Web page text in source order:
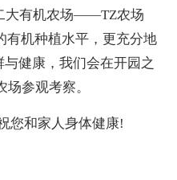
大有机农场——TZ农场
有机种植水平，更充分地
健康，我们会在开园之
参观考察。
您和家人身体健康!